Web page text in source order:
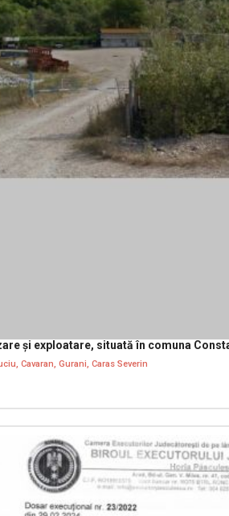
și exploatare, situată în comuna
Cavaran, Gurani, Caras Severin